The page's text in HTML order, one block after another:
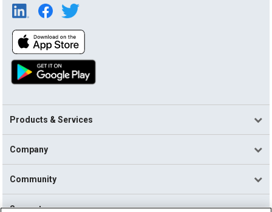
Products & Services
Company
Community
Support